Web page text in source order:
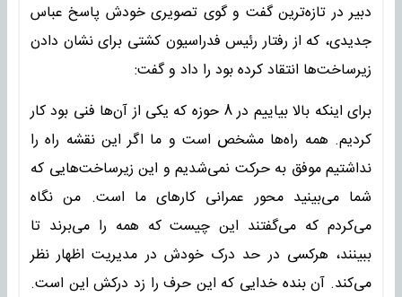
دبیر در تازه‌ترین گفت و گوی تصویری خودش پاسخ عباس
جدیدی، که از رفتار رئیس فدراسیون کشتی برای نشان دادن
زیرساخت‌ها انتقاد کرده بود را داد و گفت:
برای اینکه بالا بیاییم در 8 حوزه که یکی از آن‌ها فنی بود کار
کردیم. همه راه‌ها مشخص است و ما اگر این نقشه راه را
نداشتیم موفق به حرکت نمی‌شدیم و این زیرساخت‌هایی که
شما می‌بینید محور عمرانی کارهای ما است. من نگاه
می‌کردم که می‌گفتند این چیست که همه را می‌برند تا
ببینند، هرکسی در حد درک خودش در مدیریت اظهار نظر
می‌کند. آن بنده خدایی که این حرف را زد درکش این است.